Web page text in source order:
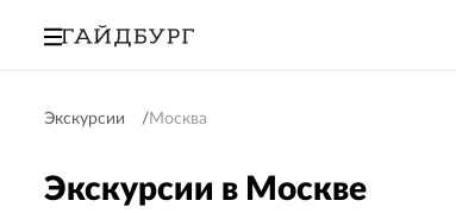
Экскурсии Москва
Экскурсии в Москве